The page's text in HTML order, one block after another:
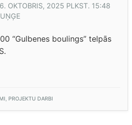
OKTOBRIS, 2025 PLKST. 15:48
“Gulbenes boulings” telpās
, PROJEKTU DARBI